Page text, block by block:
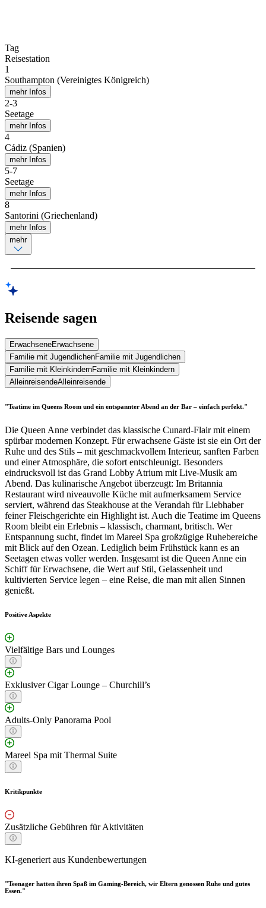
Tag
Reisestation
1
Southampton (Vereinigtes Königreich)
mehr Infos
2-3
Seetage
mehr Infos
4
Cádiz (Spanien)
mehr Infos
5-7
Seetage
mehr Infos
8
Santorini (Griechenland)
mehr Infos
mehr
Reisende sagen
ErwachseneErwachsene
Familie mit JugendlichenFamilie mit Jugendlichen
Familie mit KleinkindernFamilie mit Kleinkindern
AlleinreisendeAlleinreisende
"Teatime im Queens Room und ein entspannter Abend an der Bar – einfach perfekt."
Die Queen Anne verbindet das klassische Cunard-Flair mit einem
spürbar modernen Konzept. Für erwachsene Gäste ist sie ein Ort der
Ruhe und des Stils – mit geschmackvollem Interieur, sanften Farben
und einer Atmosphäre, die sofort entschleunigt. Besonders
eindrucksvoll ist das Grand Lobby Atrium mit Live-Musik am
Abend. Das kulinarische Angebot überzeugt: Im Britannia
Restaurant wird niveauvolle Küche mit aufmerksamem Service
serviert, während das Steakhouse at the Verandah für Liebhaber
feiner Fleischgerichte ein Highlight ist. Auch die Teatime im Queens
Room bleibt ein Erlebnis – klassisch, charmant, britisch. Wer
Entspannung sucht, findet im Mareel Spa großzügige Ruhebereiche
mit Blick auf den Ozean. Lediglich beim Frühstück kann es an
Seetagen etwas voller werden. Insgesamt ist die Queen Anne ein
Schiff für Erwachsene, die Wert auf Stil, Gelassenheit und
kultivierten Service legen – eine Reise, die man mit allen Sinnen
genießt.
Positive Aspekte
Vielfältige Bars und Lounges
Exklusiver Cigar Lounge – Churchill’s
Adults-Only Panorama Pool
Mareel Spa mit Thermal Suite
Kritikpunkte
Zusätzliche Gebühren für Aktivitäten
KI-generiert aus Kundenbewertungen
"Teenager hatten ihren Spaß im Gaming-Bereich, wir Eltern genossen Ruhe und gutes
Essen."